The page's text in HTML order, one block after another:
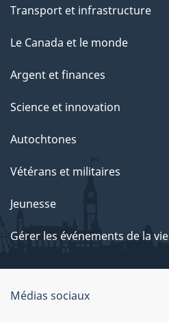
Transport et infrastructure
Le Canada et le monde
Argent et finances
Science et innovation
Autochtones
Vétérans et militaires
Jeunesse
Gérer les événements de la vie
Organisation
Médias sociaux